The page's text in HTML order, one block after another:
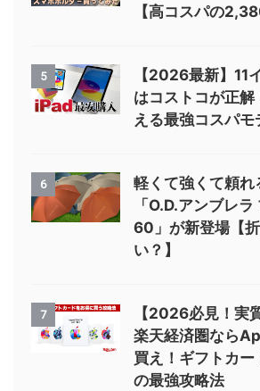
【高コスパの
5
【2026最新】11
はコストコが正
える最強コスパモ
6
軽くて強くて頼れ
「O.D.アンブレ
60」が新登場【
い？】
7
【2026必見！実
楽天経済圏なら
買え！ギフトカー
の最強攻略法